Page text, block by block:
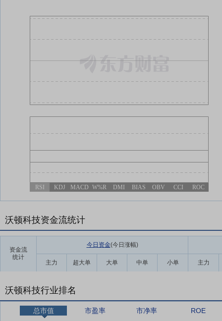
RSI KDJ MACD W%R DMI BIAS OBV CCI ROC
沃顿科技资金流统计
资金流
统计
今日资金(今日涨幅)
主力 超大单 大单 中单 小单 主力
沃顿科技行业排名
总市值 市盈率 市净率 ROE